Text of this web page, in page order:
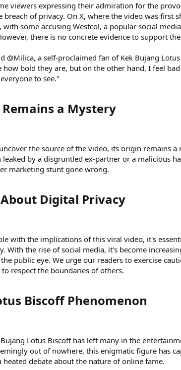
viewers expressing their admiration for the
of privacy. On X, where the video was first
some accusing Westcol, a popular social
there is no concrete evidence to support
@Milica, a self-proclaimed fan of Kek Bujang
bold they are, but on the other hand, I feel
to see."
a Mystery​
the source of the video, its origin remains a
by a disgruntled ex-partner or a malicious
marketing stunt gone wrong.
Digital Privacy​
with the implications of this viral video, it's
With the rise of social media, it's become
public eye. We urge our readers to exercise
respect the boundaries of others.
Biscoff Phenomenon​
Lotus Biscoff has left many in the
out of nowhere, this enigmatic figure has
debate about the nature of online fame.